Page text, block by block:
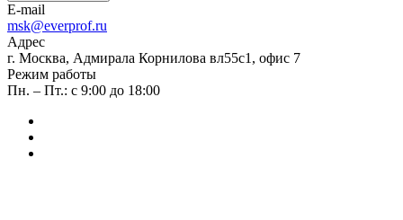
E-mail
msk@everprof.ru
Адрес
г. Москва, Адмирала Корнилова вл55с1, офис 7
Режим работы
Пн. – Пт.: с 9:00 до 18:00